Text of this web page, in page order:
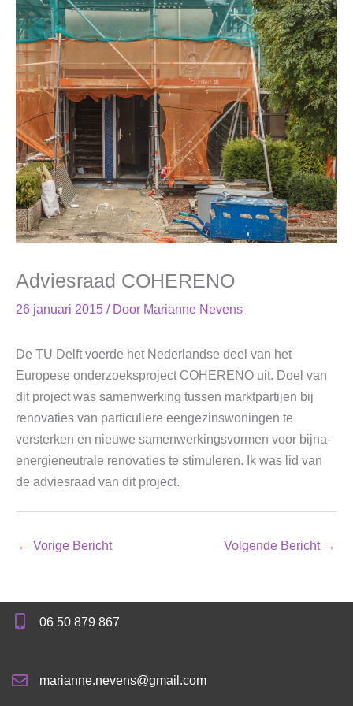
Adviesraad COHERENO
26 januari 2015 / Door Marianne Nevens
De TU Delft voerde het Nederlandse deel van het
Europese onderzoeksproject COHERENO uit. Doel van
dit project was samenwerking tussen marktpartijen bij
renovaties van particuliere eengezinswoningen te
versterken en nieuwe samenwerkingsvormen voor bijna-
energieneutrale renovaties te stimuleren. Ik was lid van
de adviesraad van dit project.
← Vorige Bericht Volgende Bericht →
06 50 879 867
marianne.nevens@gmail.com